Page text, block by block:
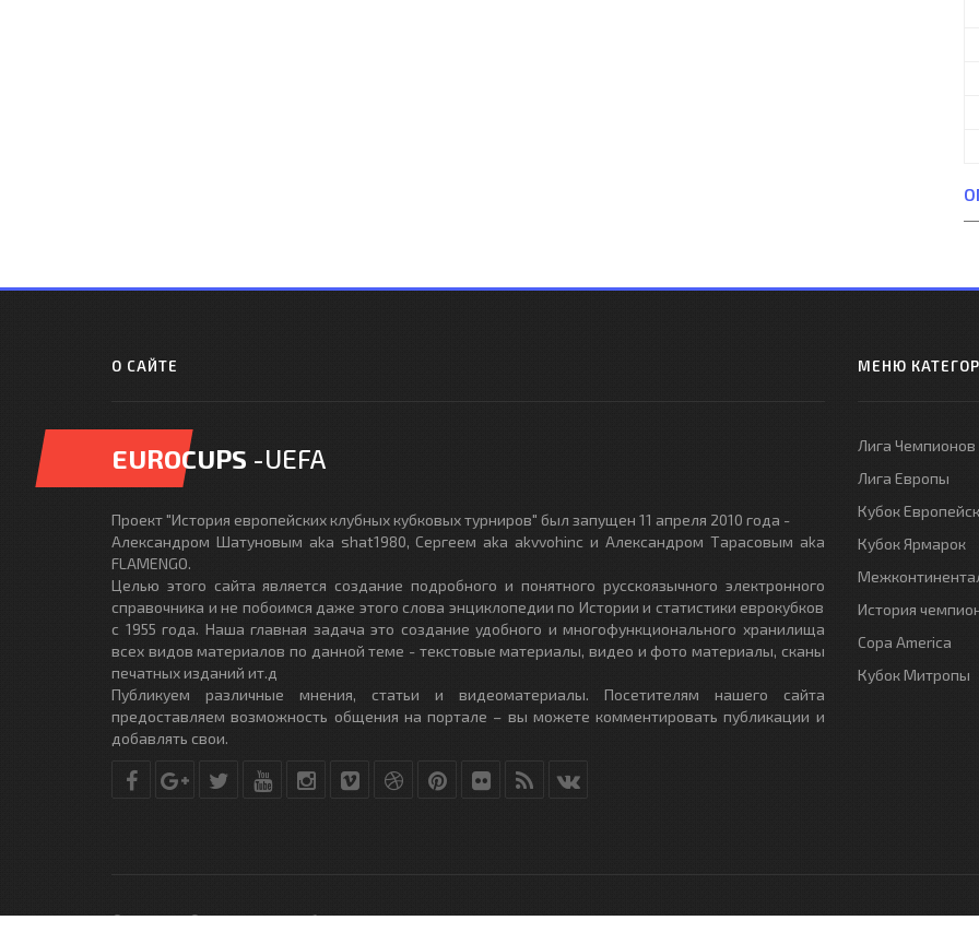
О САЙТЕ
EUROCUPS -UEFA
Проект "История европейских клубных кубковых турниров" был запущен 11 апреля 2010 года -
Александром Шатуновым aka shat1980, Сергеем aka akvvohinc и Александром Тарасовым aka
FLAMENGO.
Целью этого сайта является создание подробного и понятного русскоязычного электронного
справочника и не побоимся даже этого слова энциклопедии по Истории и статистики еврокубков
с 1955 года. Наша главная задача это создание удобного и многофункционального хранилища
всех видов материалов по данной теме - текстовые материалы, видео и фото материалы, сканы
печатных изданий ит.д
Публикуем различные мнения, статьи и видеоматериалы. Посетителям нашего сайта
предоставляем возможность общения на портале – вы можете комментировать публикации и
добавлять свои.
МЕНЮ
Лига Чемпионов
Лига Европы
Кубок
Кубок Ярмарок
История
Copa America
Кубок Митропы
© Copyright © 2010-2017. Разработано студиейDLE-THEME.RU- All Rights Reserved.